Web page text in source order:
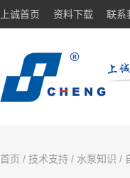
上诚首页 资料下载 联系
首页 / 技术支持 / 水泵知识 /